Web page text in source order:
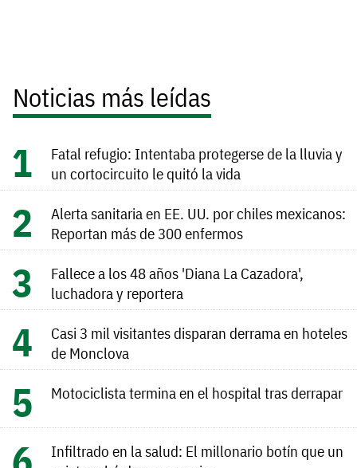
Noticias más leídas
Fatal refugio: Intentaba protegerse de la lluvia y
un cortocircuito le quitó la vida
Alerta sanitaria en EE. UU. por chiles mexicanos:
Reportan más de 300 enfermos
Fallece a los 48 años 'Diana La Cazadora',
luchadora y reportera
Casi 3 mil visitantes disparan derrama en hoteles
de Monclova
Motociclista termina en el hospital tras derrapar
Infiltrado en la salud: El millonario botín que un